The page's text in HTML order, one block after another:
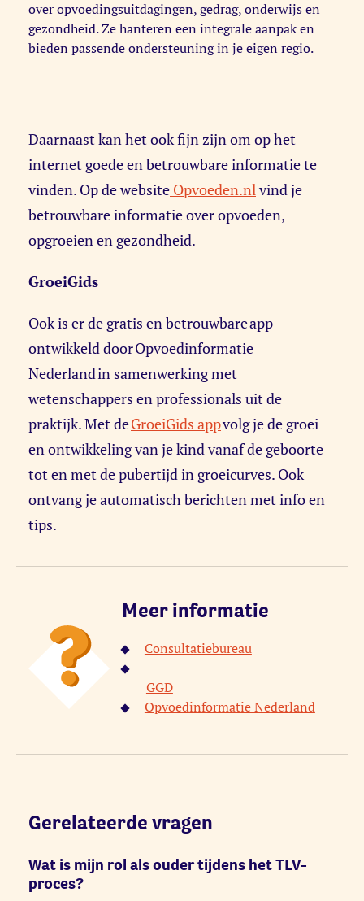
over opvoedingsuitdagingen, gedrag, onderwijs en
gezondheid. Ze hanteren een integrale aanpak en
bieden passende ondersteuning in je eigen regio.
Daarnaast kan het ook fijn zijn om op het
internet goede en betrouwbare informatie te
vinden. Op de website Opvoeden.nlvind je
betrouwbare informatie over opvoeden,
opgroeien en gezondheid.
GroeiGids
Ook is er de gratis en betrouwbare app
ontwikkeld door Opvoedinformatie
Nederland in samenwerking met
wetenschappers en professionals uit de
praktijk. Met deGroeiGids appvolg je de groei
en ontwikkeling van je kind vanaf de geboorte
tot en met de pubertijd in groeicurves. Ook
ontvang je automatisch berichten met info en
tips.
Meer informatie
Consultatiebureau
GGD
Opvoedinformatie Nederland
Gerelateerde vragen
Wat is mijn rol als ouder tijdens het TLV-
proces?